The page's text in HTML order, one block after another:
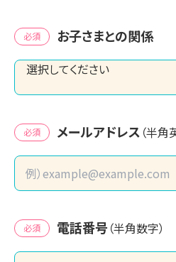
必須 お子さまとの関係
必須 メールアドレス （半角
必須 電話番号 （半角数字）